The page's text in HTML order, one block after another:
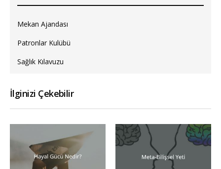
Mekan Ajandası
Patronlar Kulübü
Sağlık Kılavuzu
İlginizi Çekebilir